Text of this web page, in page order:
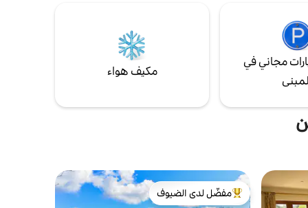
مجاني في
مكيف هواء
من أبرز البيوت المفضّلة لدى الضيوف
مفضّل لدى الضيوف